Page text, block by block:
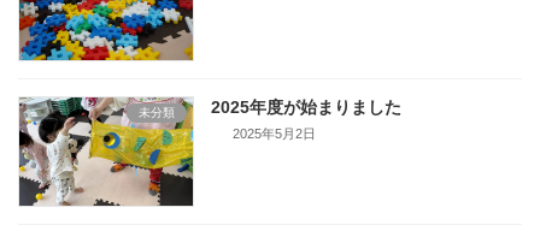
未分類 2025年度が始まりました
2025年5月2日